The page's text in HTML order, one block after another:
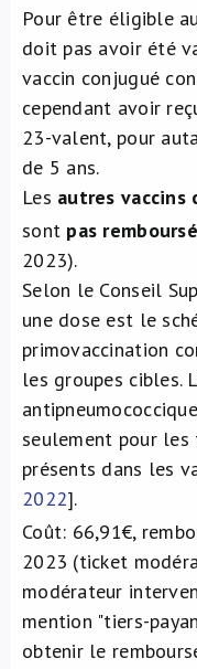
Pour être éligible
doit pas avoir été
vaccin conjugué
cependant avoir
23-valent, pour
de 5 ans.
Les autres vaccins
sont pas
2023).
Selon le Conseil
une dose est le
primovaccination
les groupes cibles.
seulement pour les
présents dans les
2022].
Coût: 66,91€,
2023 (ticket
modérateur
mention "tiers-
obtenir le